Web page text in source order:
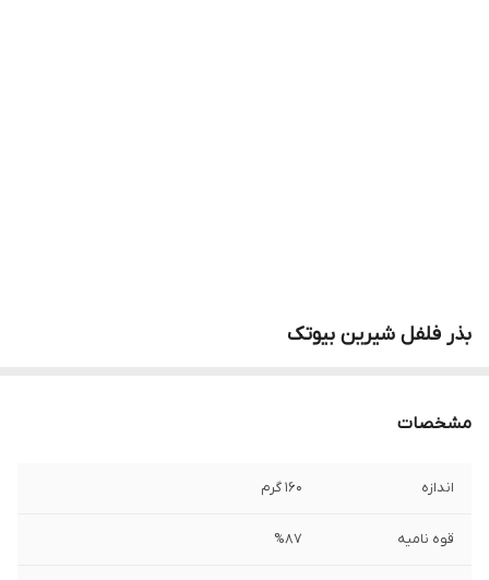
بذر فلفل شیرین بیوتک
مشخصات
اندازه 160 گرم
قوه نامیه %87